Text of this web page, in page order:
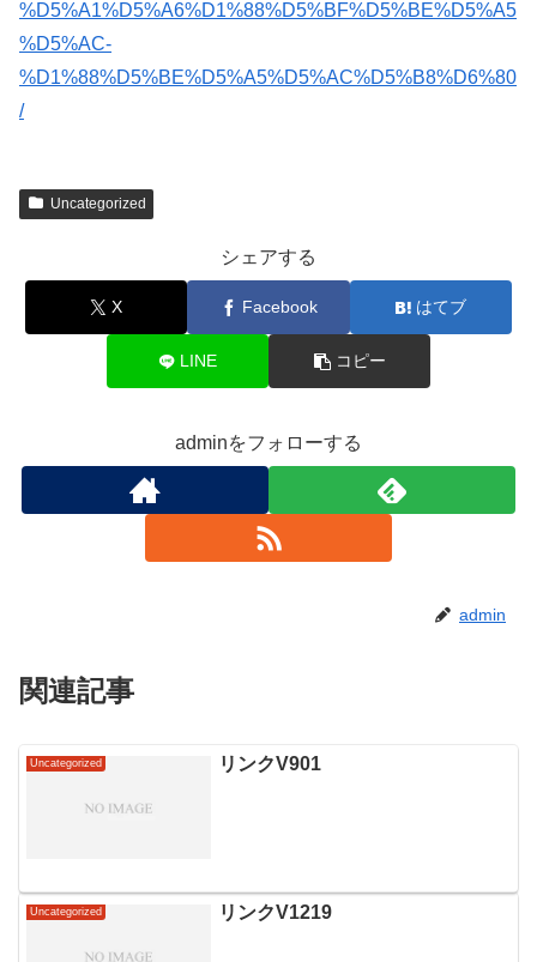
%D5%A1%D5%A6%D1%88%D5%BF%D5%BE%D5%A5
%D5%AC-
%D1%88%D5%BE%D5%A5%D5%AC%D5%B8%D6%80
/
Uncategorized
シェアする
X Facebook はてブ
LINE コピー
adminをフォローする
admin
関連記事
Uncategorized リンクV901
Uncategorized リンクV1219